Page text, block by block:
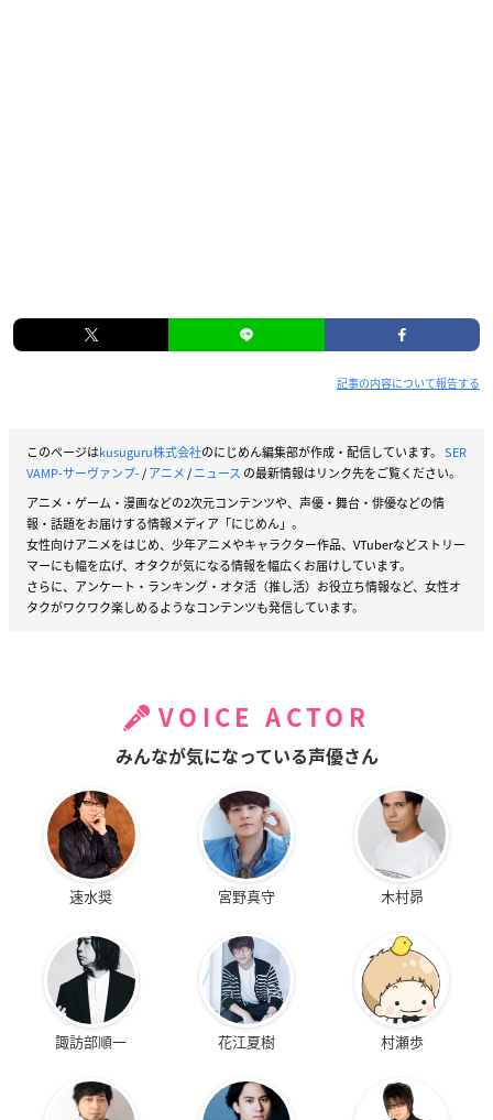
記事の内容について報告する
このページはkusuguru株式会社のにじめん編集部が作成・配信しています。 SER
VAMP‐サーヴァンプ‐/アニメ/ニュース の最新情報はリンク先をご覧ください。
アニメ・ゲーム・漫画などの2次元コンテンツや、声優・舞台・俳優などの情
報・話題をお届けする情報メディア「にじめん」。
女性向けアニメをはじめ、少年アニメやキャラクター作品、VTuberなどストリー
マーにも幅を広げ、オタクが気になる情報を幅広くお届けしています。
さらに、アンケート・ランキング・オタ活（推し活）お役立ち情報など、女性オ
タクがワクワク楽しめるようなコンテンツも発信しています。
VOICE ACTOR
みんなが気になっている声優さん
速水奨 宮野真守 木村昴
諏訪部順一 花江夏樹 村瀬歩